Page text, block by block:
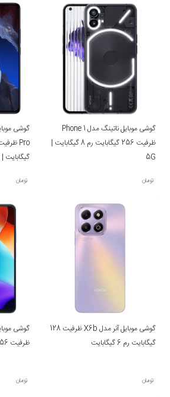
گوشی موبایل ناتینگ مدل Phone 1
ظرفیت 256 گیگابایت رم 8 گیگابایت |
5G
تومان
گیگابایت | 5G
تومان
گوشی موبایل آنر مدل X6b ظرفیت 128
گیگابایت رم 6 گیگابایت
تومان
ظرفیت 256 گیگابایت رم 8 گیگابایت
تومان